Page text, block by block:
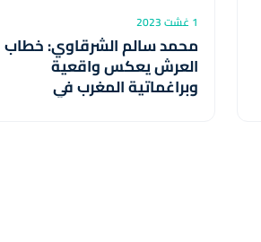
1 غشت 2023
محمد سالم الشرقاوي: خطاب
العرش يعكس واقعية
وبراغماتية المغرب في